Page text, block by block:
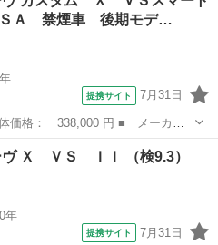
ＳＡ 禁煙車 後期モデ…
提携サイト 7月31日
ヴ ■ グレード名： カスタム
Ａ 禁煙車 後期モデル 純正ナ
ヴ Ｘ ＶＳ ＩＩ （検9.3）
年
提携サイト 7月31日